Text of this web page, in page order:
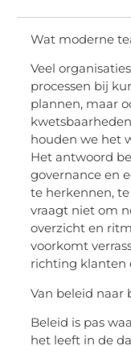
Wat moderne
Veel
processen bij
plannen, maar
houden we het
Het antwoord
governance en
te herkennen,
vraagt niet om
overzicht en
voorkomt
richting klanten
Van beleid naar
Beleid is pas
het leeft in de